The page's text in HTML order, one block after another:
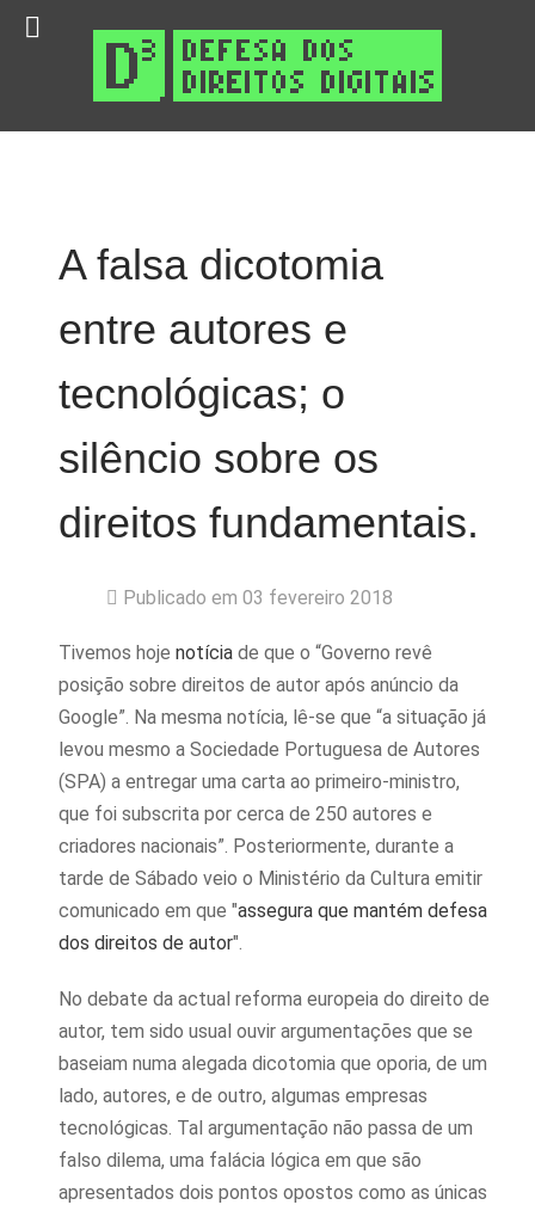
A falsa dicotomia
entre autores e
tecnológicas; o
silêncio sobre os
direitos fundamentais.
Publicado em 03 fevereiro 2018
Tivemos hoje notícia de que o “Governo revê
posição sobre direitos de autor após anúncio da
Google”. Na mesma notícia, lê-se que “a situação já
levou mesmo a Sociedade Portuguesa de Autores
(SPA) a entregar uma carta ao primeiro-ministro,
que foi subscrita por cerca de 250 autores e
criadores nacionais”. Posteriormente, durante a
tarde de Sábado veio o Ministério da Cultura emitir
comunicado em que "assegura que mantém defesa
dos direitos de autor".
No debate da actual reforma europeia do direito de
autor, tem sido usual ouvir argumentações que se
baseiam numa alegada dicotomia que oporia, de um
lado, autores, e de outro, algumas empresas
tecnológicas. Tal argumentação não passa de um
falso dilema, uma falácia lógica em que são
apresentados dois pontos opostos como as únicas